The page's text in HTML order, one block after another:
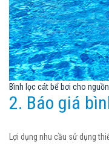
Bình lọc cát bể bơi cho
2. Báo giá
Lợi dụng nhu cầu sử dụng